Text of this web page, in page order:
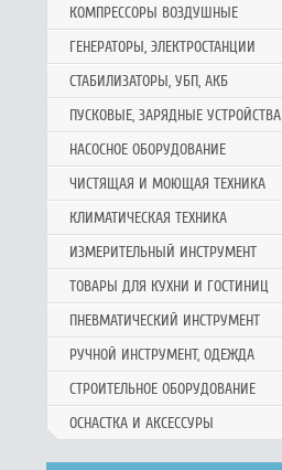
КОМПРЕССОРЫ ВОЗДУШНЫЕ
ГЕНЕРАТОРЫ, ЭЛЕКТРОСТАНЦИИ
СТАБИЛИЗАТОРЫ, УБП, АКБ
ПУСКОВЫЕ, ЗАРЯДНЫЕ УСТРОЙСТВА
НАСОСНОЕ ОБОРУДОВАНИЕ
ЧИСТЯЩАЯ И МОЮЩАЯ ТЕХНИКА
КЛИМАТИЧЕСКАЯ ТЕХНИКА
ИЗМЕРИТЕЛЬНЫЙ ИНСТРУМЕНТ
ТОВАРЫ ДЛЯ КУХНИ И ГОСТИНИЦ
ПНЕВМАТИЧЕСКИЙ ИНСТРУМЕНТ
РУЧНОЙ ИНCТРУМЕНТ, ОДЕЖДА
СТРОИТЕЛЬНОЕ ОБОРУДОВАНИЕ
ОСНАСТКА И АКСЕССУРЫ